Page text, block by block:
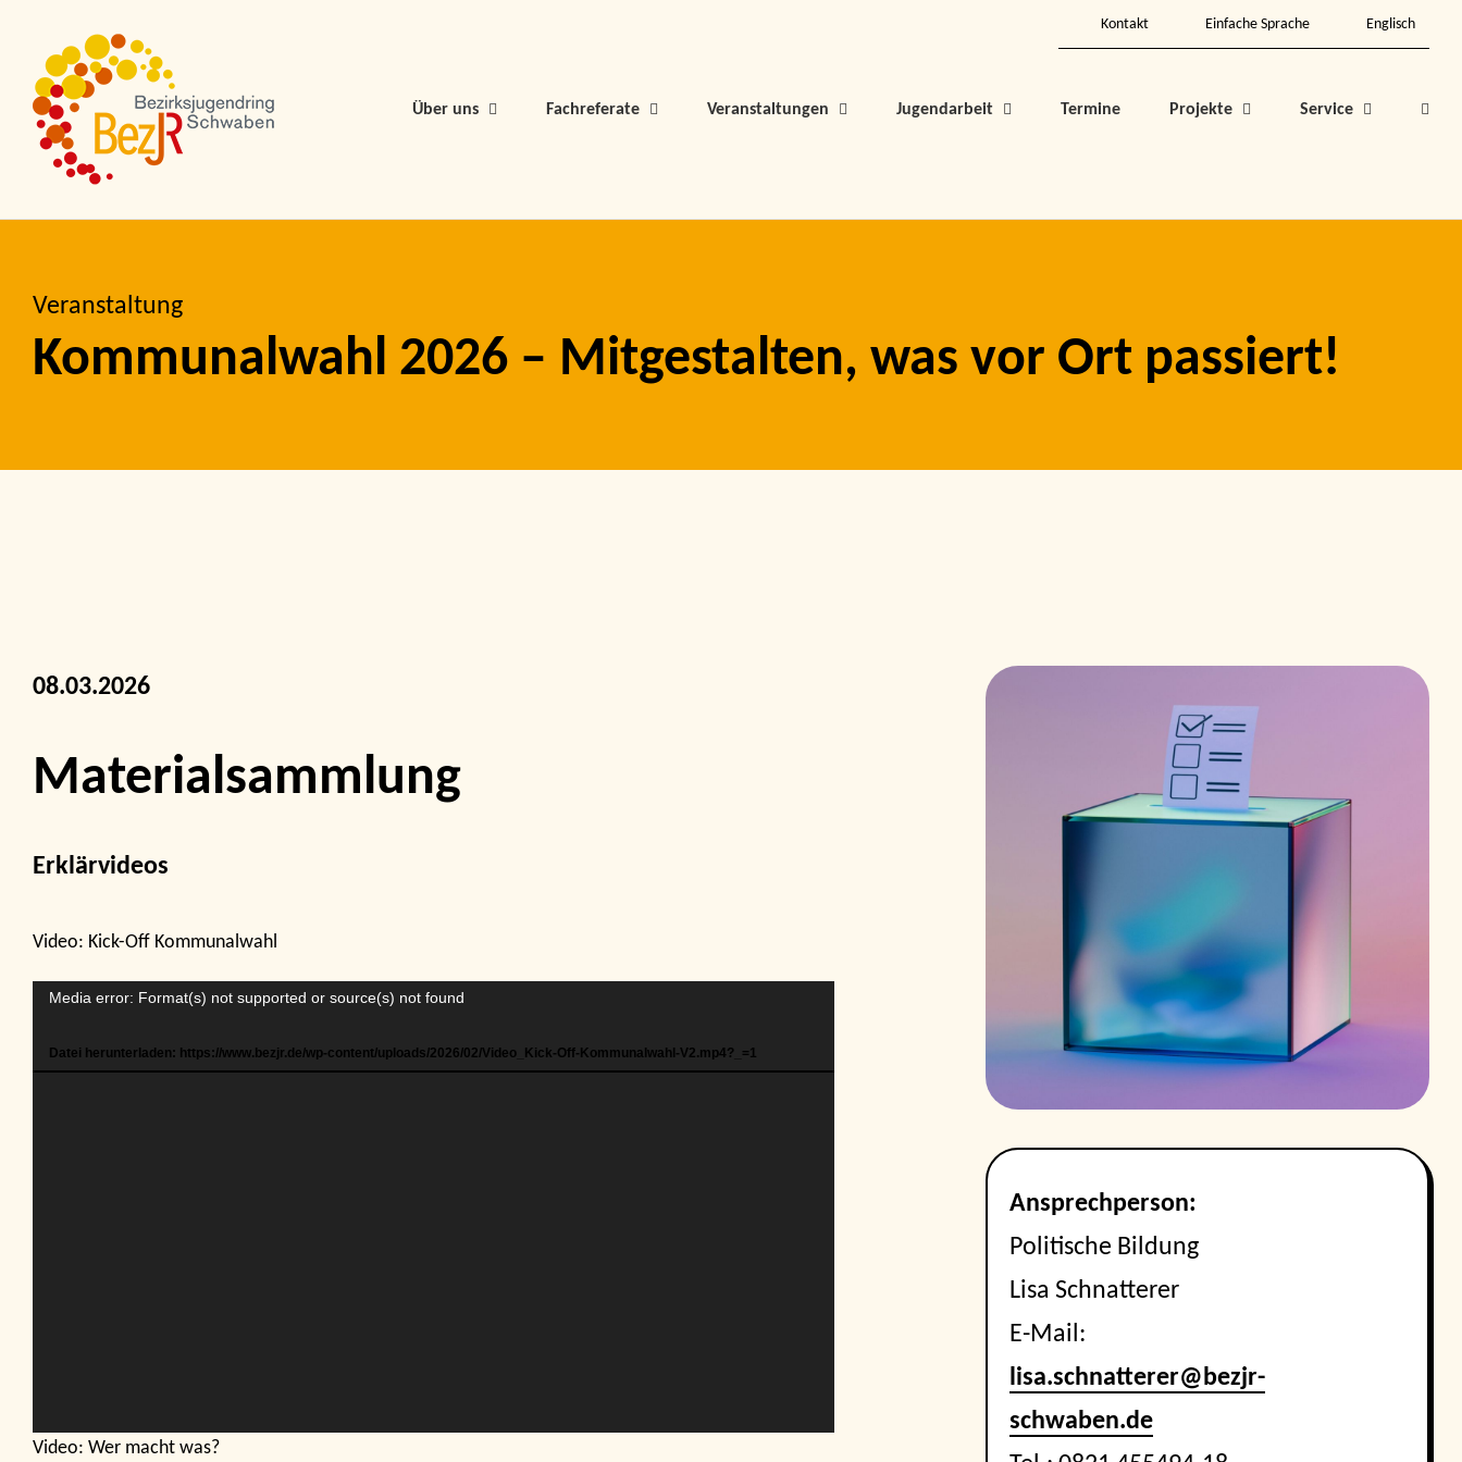
Kontakt Einfache Sprache Englisch
Über uns Fachreferate Veranstaltungen Jugendarbeit Termine Projekte Service
Veranstaltung
Kommunalwahl 2026 – Mitgestalten, was vor Ort passiert!
08.03.2026
Materialsammlung
Erklärvideos
Video: Kick-Off Kommunalwahl
Video-
Media error: Format(s) not supported or source(s) not found
Datei herunterladen: https://www.bezjr.de/wp-content/uploads/2026/02/Video_Kick-Off-Kommunalwahl-V2.mp4?_=1
Video: Wer macht was?
Ansprechperson:
Politische Bildung
Lisa Schnatterer
E-Mail:
lisa.schnatterer@bezjr-
schwaben.de